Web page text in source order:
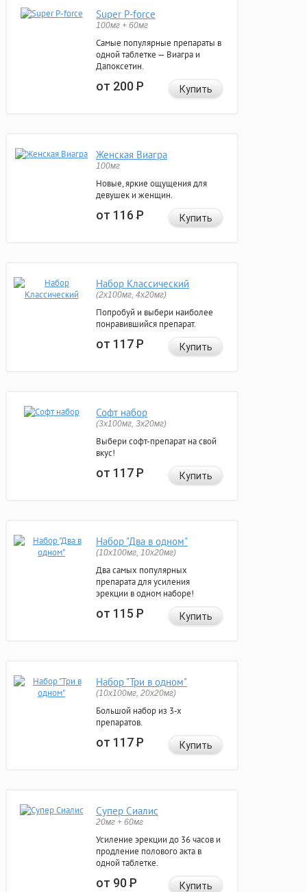
Super P-force
100мг + 60мг
Самые популярные препараты в
одной таблетке — Виагра и
Дапоксетин.
от 200Р Купить
Женская Виагра
100мг
Новые, яркие ощущения для
девушек и женщин.
от 116Р Купить
Набор Классический
(2x100мг, 4x20мг)
Попробуй и выбери наиболее
понравившийся препарат.
от 117Р Купить
Софт набор
(3x100мг, 3x20мг)
Выбери софт-препарат на свой
вкус!
от 117Р Купить
Набор "Два в одном"
(10x100мг, 10x20мг)
Два самых популярных
препарата для усиления
эрекции в одном наборе!
от 115Р Купить
Набор "Три в одном"
(10x100мг, 20x20мг)
Большой набор из 3-х
препаратов.
от 117Р Купить
Супер Сиалис
20мг + 60мг
Усиление эрекции до 36 часов и
продление полового акта в
одной таблетке.
от 90Р Купить